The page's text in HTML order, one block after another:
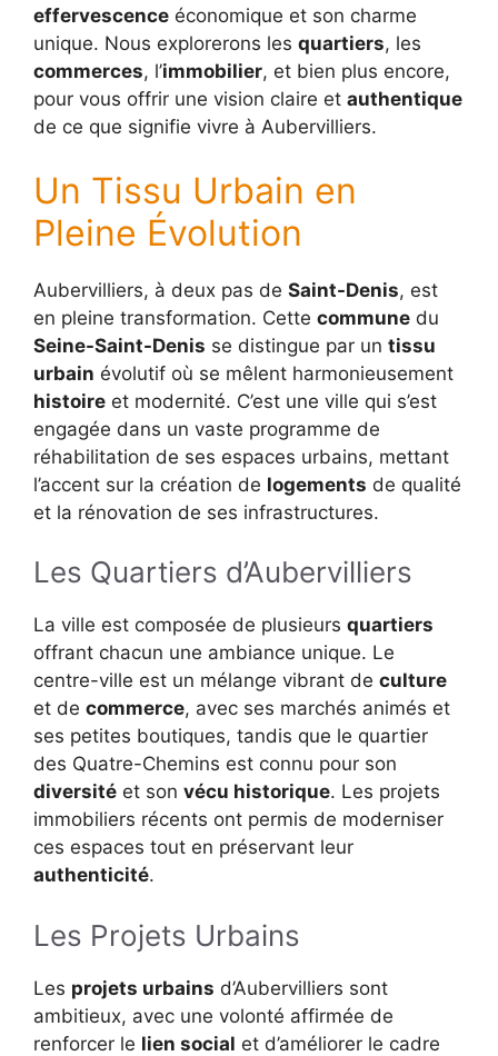
effervescence économique et son charme
unique. Nous explorerons les quartiers, les
commerces, l’immobilier, et bien plus encore,
pour vous offrir une vision claire et authentique
de ce que signifie vivre à Aubervilliers.
Un Tissu Urbain en
Pleine Évolution
Aubervilliers, à deux pas de Saint-Denis, est
en pleine transformation. Cette commune du
Seine-Saint-Denis se distingue par un tissu
urbain évolutif où se mêlent harmonieusement
histoire et modernité. C’est une ville qui s’est
engagée dans un vaste programme de
réhabilitation de ses espaces urbains, mettant
l’accent sur la création de logements de qualité
et la rénovation de ses infrastructures.
Les Quartiers d’Aubervilliers
La ville est composée de plusieurs quartiers
offrant chacun une ambiance unique. Le
centre-ville est un mélange vibrant de culture
et de commerce, avec ses marchés animés et
ses petites boutiques, tandis que le quartier
des Quatre-Chemins est connu pour son
diversité et son vécu historique. Les projets
immobiliers récents ont permis de moderniser
ces espaces tout en préservant leur
authenticité.
Les Projets Urbains
Les projets urbains d’Aubervilliers sont
ambitieux, avec une volonté affirmée de
renforcer le lien social et d’améliorer le cadre